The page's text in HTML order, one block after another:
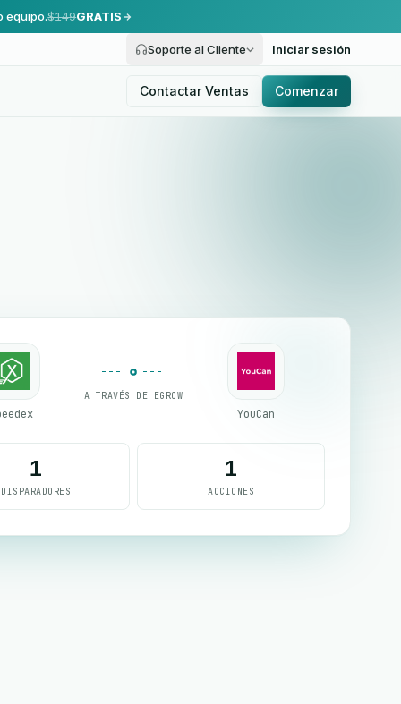
equipo.$149GRATIS
Soporte al Cliente Iniciar sesión
Contactar Ventas Comenzar
A TRAVÉS DE EGROW
YouCan
1
DISPARADORES
1
ACCIONES